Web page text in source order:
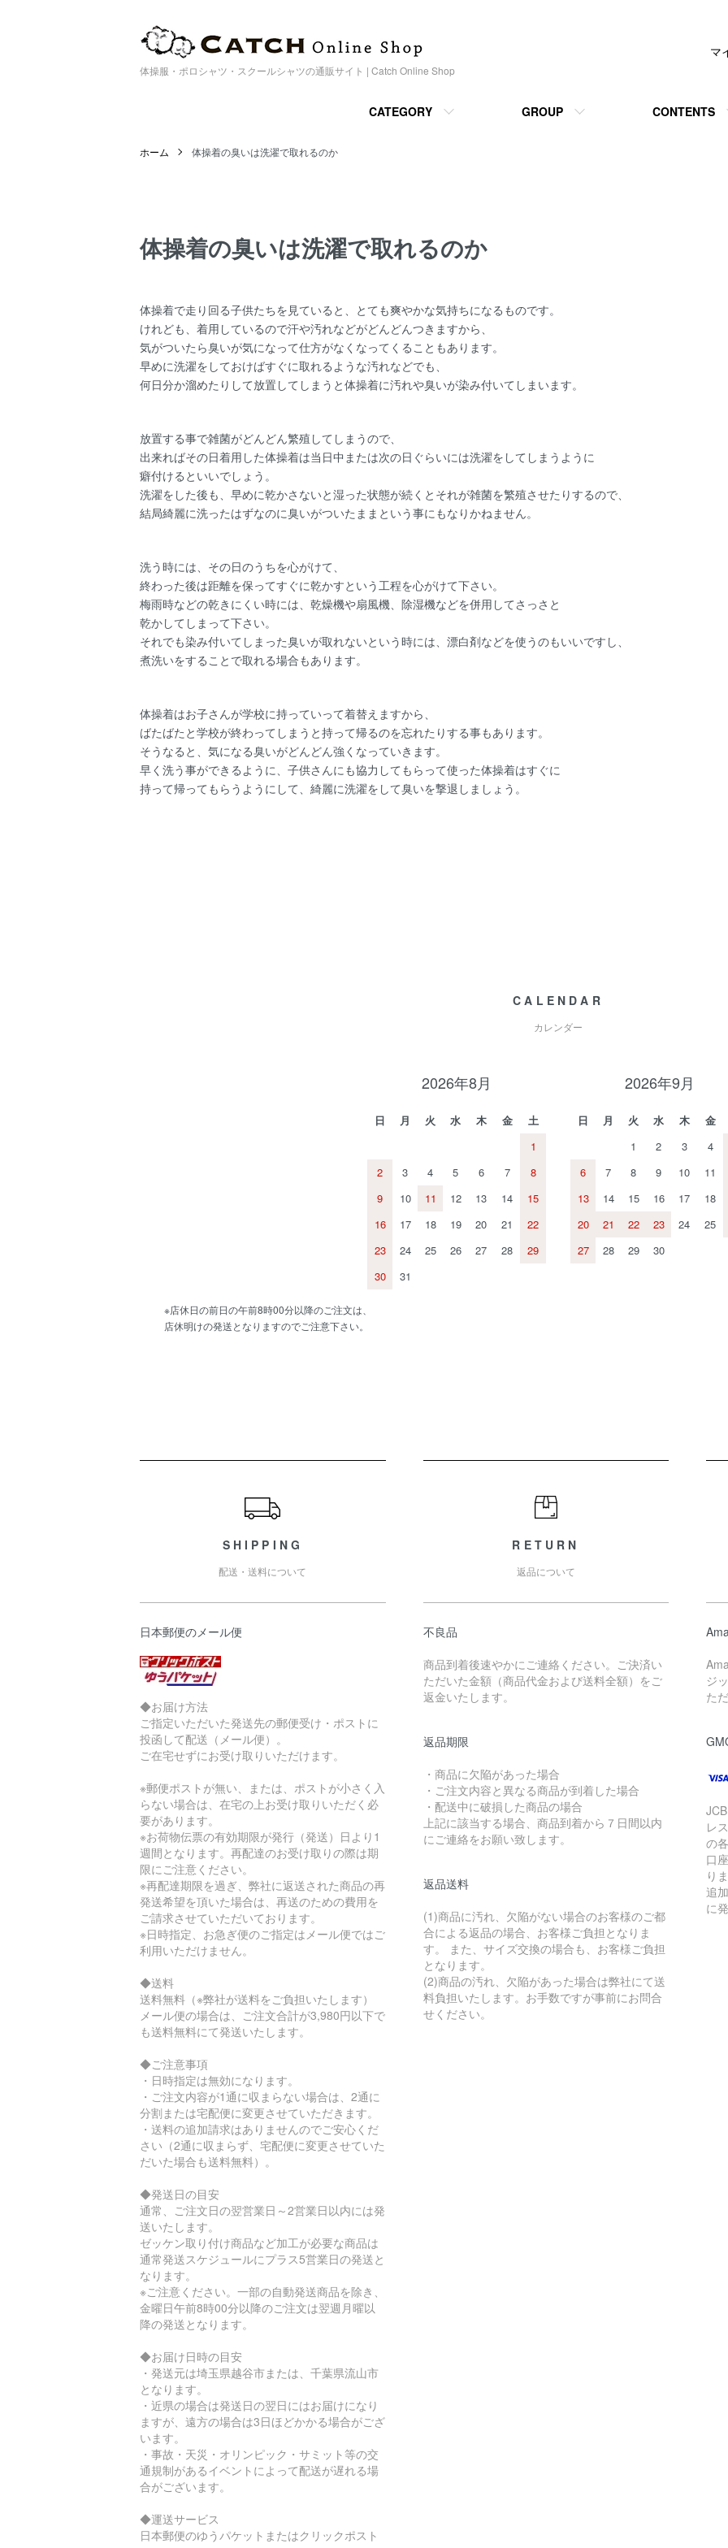
体操服・ポロシャツ・スクールシャツの通販サイト | Catch Online Shop
CATEGORY GROUP CONTENTS
マ
ホーム 体操着の臭いは洗濯で取れるのか
体操着の臭いは洗濯で取れるのか
体操着で走り回る子供たちを見ていると、とても爽やかな気持ちになるものです。
けれども、着用しているので汗や汚れなどがどんどんつきますから、
気がついたら臭いが気になって仕方がなくなってくることもあります。
早めに洗濯をしておけばすぐに取れるような汚れなどでも、
何日分か溜めたりして放置してしまうと体操着に汚れや臭いが染み付いてしまいます。
放置する事で雑菌がどんどん繁殖してしまうので、
出来ればその日着用した体操着は当日中または次の日ぐらいには洗濯をしてしまうように
癖付けるといいでしょう。
洗濯をした後も、早めに乾かさないと湿った状態が続くとそれが雑菌を繁殖させたりするので、
結局綺麗に洗ったはずなのに臭いがついたままという事にもなりかねません。
洗う時には、その日のうちを心がけて、
終わった後は距離を保ってすぐに乾かすという工程を心がけて下さい。
梅雨時などの乾きにくい時には、乾燥機や扇風機、除湿機などを併用してさっさと
乾かしてしまって下さい。
それでも染み付いてしまった臭いが取れないという時には、漂白剤などを使うのもいいですし、
煮洗いをすることで取れる場合もあります。
体操着はお子さんが学校に持っていって着替えますから、
ばたばたと学校が終わってしまうと持って帰るのを忘れたりする事もあります。
そうなると、気になる臭いがどんどん強くなっていきます。
早く洗う事ができるように、子供さんにも協力してもらって使った体操着はすぐに
持って帰ってもらうようにして、綺麗に洗濯をして臭いを撃退しましょう。
CALENDAR
カレンダー
2026年8月
日 月 火 水 木 金
土
1
2
3 4 5 6 7
8
9
10 11 12 13 14
15
16
17 18 19 20 21
22
23
24 25 26 27 28
29
30
31
2026年9月
日 月 火 水 木 金
1
2 3 4
6
7 8 9 10 11
13
14 15 16 17 18
20
21 22 23 24 25
27
28 29 30
※店休日の前日の午前8時00分以降のご注文は、
店休明けの発送となりますのでご注意下さい。
SHIPPING
配送・送料について
日本郵便のメール便
◆お届け方法
ご指定いただいた発送先の郵便受け・ポストに
投函して配送（メール便）。
ご在宅せずにお受け取りいただけます。
※郵便ポストが無い、または、ポストが小さく入
らない場合は、在宅の上お受け取りいただく必
要があります。
※お荷物伝票の有効期限が発行（発送）日より1
週間となります。再配達のお受け取りの際は期
限にご注意ください。
※再配達期限を過ぎ、弊社に返送された商品の再
発送希望を頂いた場合は、再送のための費用を
ご請求させていただいております。
※日時指定、お急ぎ便のご指定はメール便ではご
利用いただけません。
◆送料
送料無料（※弊社が送料をご負担いたします）
メール便の場合は、ご注文合計が3,980円以下で
も送料無料にて発送いたします。
◆ご注意事項
・日時指定は無効になります。
・ご注文内容が1通に収まらない場合は、2通に
分割または宅配便に変更させていただきます。
・送料の追加請求はありませんのでご安心くだ
さい（2通に収まらず、宅配便に変更させていた
だいた場合も送料無料）。
◆発送日の目安
通常、ご注文日の翌営業日～2営業日以内には発
送いたします。
ゼッケン取り付け商品など加工が必要な商品は
通常発送スケジュールにプラス5営業日の発送と
なります。
※ご注意ください。一部の自動発送商品を除き、
金曜日午前8時00分以降のご注文は翌週月曜以
降の発送となります。
◆お届け日時の目安
・発送元は埼玉県越谷市または、千葉県流山市
となります。
・近県の場合は発送日の翌日にはお届けになり
ますが、遠方の場合は3日ほどかかる場合がござ
います。
・事故・天災・オリンピック・サミット等の交
通規制があるイベントによって配送が遅れる場
合がございます。
◆運送サービス
日本郵便のゆうパケットまたはクリックポスト
RETURN
返品について
不良品
商品到着後速やかにご連絡ください。ご決済い
ただいた金額（商品代金および送料全額）をご
返金いたします。
返品期限
・商品に欠陥があった場合
・ご注文内容と異なる商品が到着した場合
・配送中に破損した商品の場合
上記に該当する場合、商品到着から７日間以内
にご連絡をお願い致します。
返品送料
(1)商品に汚れ、欠陥がない場合のお客様のご都
合による返品の場合、お客様ご負担となりま
す。 また、サイズ交換の場合も、お客様ご負担
となります。
(2)商品の汚れ、欠陥があった場合は弊社にて送
料負担いたします。お手数ですが事前にお問合
せください。
ジ
た
レ
の
口
り
追
に